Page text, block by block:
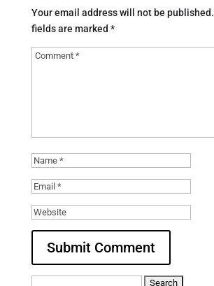
Your email address will not be published.
fields are marked *